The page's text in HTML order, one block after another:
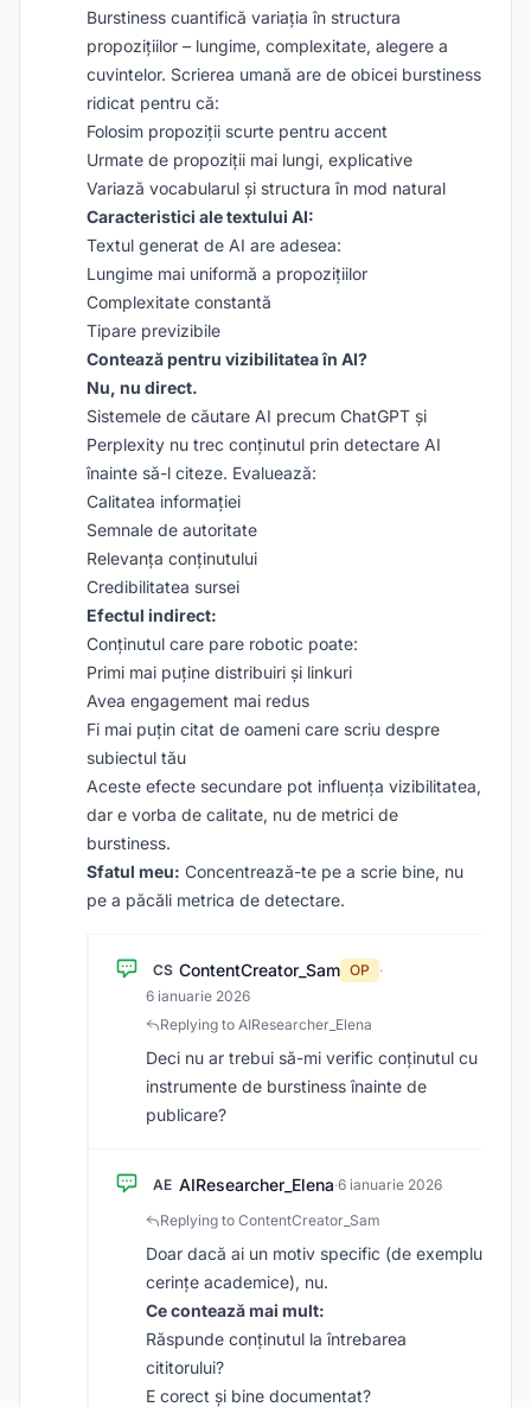
Burstiness cuantifică variația în structura
propozițiilor – lungime, complexitate, alegere a
cuvintelor. Scrierea umană are de obicei burstiness
ridicat pentru că:
Folosim propoziții scurte pentru accent
Urmate de propoziții mai lungi, explicative
Variază vocabularul și structura în mod natural
Caracteristici ale textului AI:
Textul generat de AI are adesea:
Lungime mai uniformă a propozițiilor
Complexitate constantă
Tipare previzibile
Contează pentru vizibilitatea în AI?
Nu, nu direct.
Sistemele de căutare AI precum ChatGPT și
Perplexity nu trec conținutul prin detectare AI
înainte să-l citeze. Evaluează:
Calitatea informației
Semnale de autoritate
Relevanța conținutului
Credibilitatea sursei
Efectul indirect:
Conținutul care pare robotic poate:
Primi mai puține distribuiri și linkuri
Avea engagement mai redus
Fi mai puțin citat de oameni care scriu despre
subiectul tău
Aceste efecte secundare pot influența vizibilitatea,
dar e vorba de calitate, nu de metrici de
burstiness.
Sfatul meu: Concentrează-te pe a scrie bine, nu
pe a păcăli metrica de detectare.
CS ContentCreator_Sam OP
·
6 ianuarie 2026
Replying to AIResearcher_Elena
Deci nu ar trebui să-mi verific conținutul cu
instrumente de burstiness înainte de
publicare?
AE AIResearcher_Elena·6 ianuarie 2026
Replying to ContentCreator_Sam
Doar dacă ai un motiv specific (de exemplu
cerințe academice), nu.
Ce contează mai mult:
Răspunde conținutul la întrebarea
cititorului?
E corect și bine documentat?